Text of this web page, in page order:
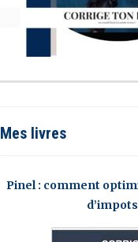
Mes livres
Pinel : comment